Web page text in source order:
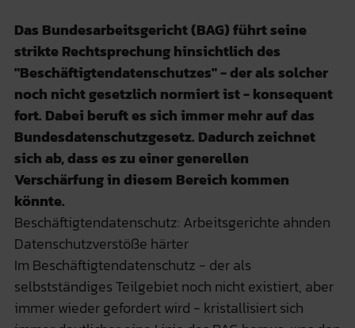
Das Bundesarbeitsgericht (BAG) führt seine
strikte Rechtsprechung hinsichtlich des
"Beschäftigtendatenschutzes" - der als solcher
noch nicht gesetzlich normiert ist - konsequent
fort. Dabei beruft es sich immer mehr auf das
Bundesdatenschutzgesetz. Dadurch zeichnet
sich ab, dass es zu einer generellen
Verschärfung in diesem Bereich kommen
könnte.
Beschäftigtendatenschutz: Arbeitsgerichte ahnden
Datenschutzverstöße härter
Im Beschäftigtendatenschutz - der als
selbstständiges Teilgebiet noch nicht existiert, aber
immer wieder gefordert wird - kristallisiert sich